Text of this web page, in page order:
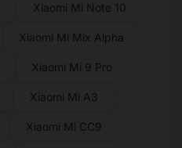
Xiaomi Mi Note 10
Xiaomi Mi Mix Alpha
Xiaomi Mi 9 Pro
Xiaomi Mi A3
Xiaomi Mi CC9